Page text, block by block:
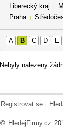
Liberecký kraj |
Praha |
A B C D E
Nebyly nalezeny
Registrovat se |
© HledejFirmy.cz